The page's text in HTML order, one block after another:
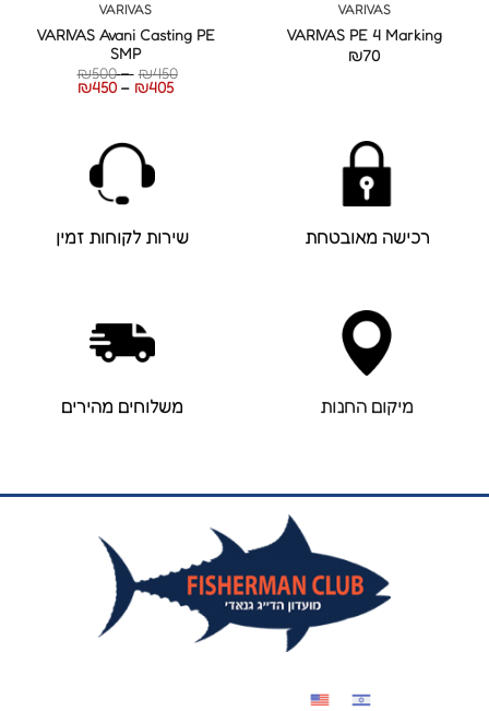
VARIVAS
VARIVAS PE 4 Marking
₪70
VARIVAS
VARIVAS Avani Casting PE
SMP
₪450
–
₪500
₪405
–
₪450
רכישה מאובטחת שירות לקוחות זמין
מיקום החנות משלוחים מהירים